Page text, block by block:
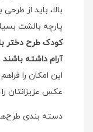
بالا، باید از
پارچه بالشت
کودک طرح دختر
آرام داشته باشند
این امکان را
عکس عزیزانتان
دسته بندی